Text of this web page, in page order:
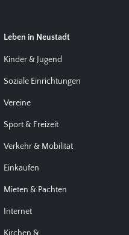
Leben in Neustadt
Kinder & Jugend
Soziale Einrichtungen
Vereine
Sport & Freizeit
Verkehr & Mobilität
Einkaufen
Mieten & Pachten
Internet
Kirchen &